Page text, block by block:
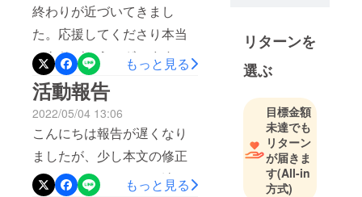
終わりが近づいてきまし
た。応援してくださり本当
にありがとうございます。
来年にもクラウドファン
ディング第二弾を企画しよ
うと考えていますので、興
味がありましたら確認して
ほしいです。残りわずかで
すが引き続きよろしくお願
もっと見る
活動報告
2022/05/04 13:06
こんにちは報告が遅くなり
ましたが、少し本文の修正
しました。リターンの追加
もっと見る
寄り添う時
間」を届け
たいという
品を描き続
けていま
す。
これまで、
フランス・
リターンを
選ぶ
目標金額
未達でも
リターン
が届きま
す(All-in
方式)